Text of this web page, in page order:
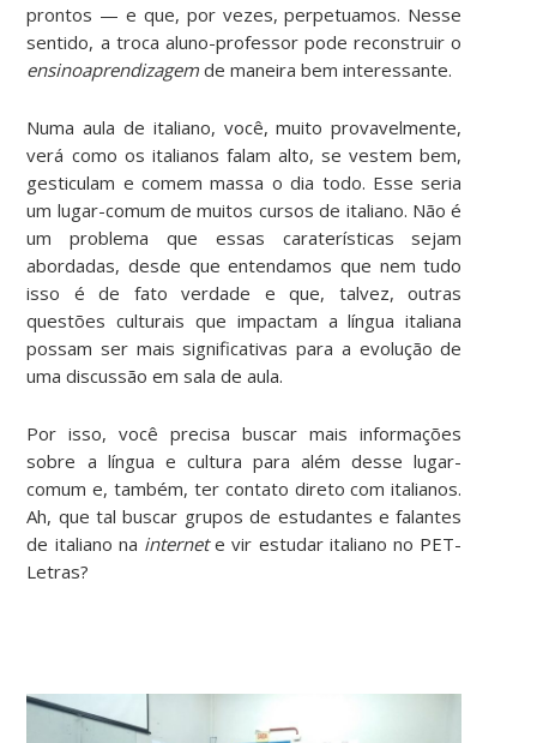
prontos — e que, por vezes, perpetuamos. Nesse
sentido, a troca aluno-professor pode reconstruir o
ensinoaprendizagem de maneira bem interessante.
Numa aula de italiano, você, muito provavelmente,
verá como os italianos falam alto, se vestem bem,
gesticulam e comem massa o dia todo. Esse seria
um lugar-comum de muitos cursos de italiano. Não é
um problema que essas caraterísticas sejam
abordadas, desde que entendamos que nem tudo
isso é de fato verdade e que, talvez, outras
questões culturais que impactam a língua italiana
possam ser mais significativas para a evolução de
uma discussão em sala de aula.
Por isso, você precisa buscar mais informações
sobre a língua e cultura para além desse lugar-
comum e, também, ter contato direto com italianos.
Ah, que tal buscar grupos de estudantes e falantes
de italiano na internete vir estudar italiano no PET-
Letras?